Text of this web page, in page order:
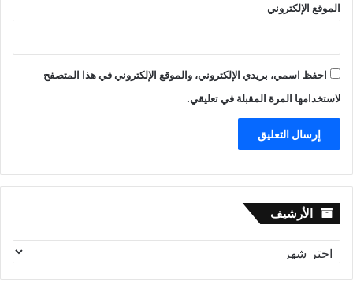
الموقع الإلكتروني
احفظ اسمي، بريدي الإلكتروني، والموقع الإلكتروني في هذا المتصفح
لاستخدامها المرة المقبلة في تعليقي.
الأرشيف الأرشيف